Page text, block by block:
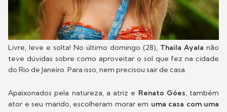
Livre, leve e solta! No último domingo (28), Thaila Ayala não
teve dúvidas sobre como aproveitar o sol que fez na cidade
do Rio de Janeiro. Para isso, nem precisou sair de casa.
Apaixonados pela natureza, a atriz e Renato Góes, também
ator e seu marido, escolheram morar em uma casa com uma